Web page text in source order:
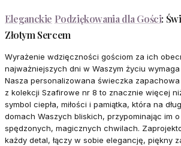
Eleganckie Podziękowania dla Gości:
Złotym Sercem
Wyrażenie wdzięczności gościom za ich
najważniejszych dni w Waszym życiu
Nasza personalizowana świeczka
z kolekcji Szafirowe nr 8 to znacznie więcej
symbol ciepła, miłości i pamiątka, która na
domach Waszych bliskich, przypominając im
spędzonych, magicznych chwilach.
każdy detal, łączy w sobie elegancję, piękny